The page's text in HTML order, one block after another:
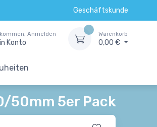
Geschäftskunde
Anmelden
Konto
Warenkorb
0,00 €
50mm 5er Pack